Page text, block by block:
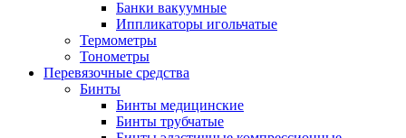
Банки вакуумные
Иппликаторы игольчатые
Термометры
Тонометры
Перевязочные средства
Бинты
Бинты медицинские
Бинты трубчатые